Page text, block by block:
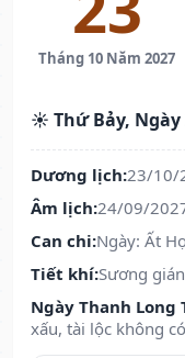
Tháng 10 Năm 2027
☀️ Thứ Bảy, Ngày
Dương lịch:23/10/
Âm lịch:24/09/
Can chi:Ngày: Ất
Tiết khí:Sương
Ngày Thanh Long
xấu, tài lộc không